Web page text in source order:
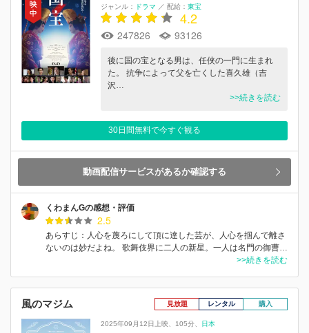
ジャンル：
ドラマ ／ 配給： 東宝
4.2
247826 93126
後に国の宝となる男は、任侠の一門に生まれ
た。 抗争によって父を亡くした喜久雄（吉
沢…
>>続きを読む
30日間無料で今すぐ観る
動画配信サービスがあるか確認する
くわまんGの感想・評価
2.5
あらすじ：人心を蔑ろにして頂に達した芸が、人心を掴んで離さ
ないのは妙だよね。 歌舞伎界に二人の新星。一人は名門の御曹…
>>続きを読む
風のマジム 見放題 レンタル 購入
2025年09月12日上映 105分
日本